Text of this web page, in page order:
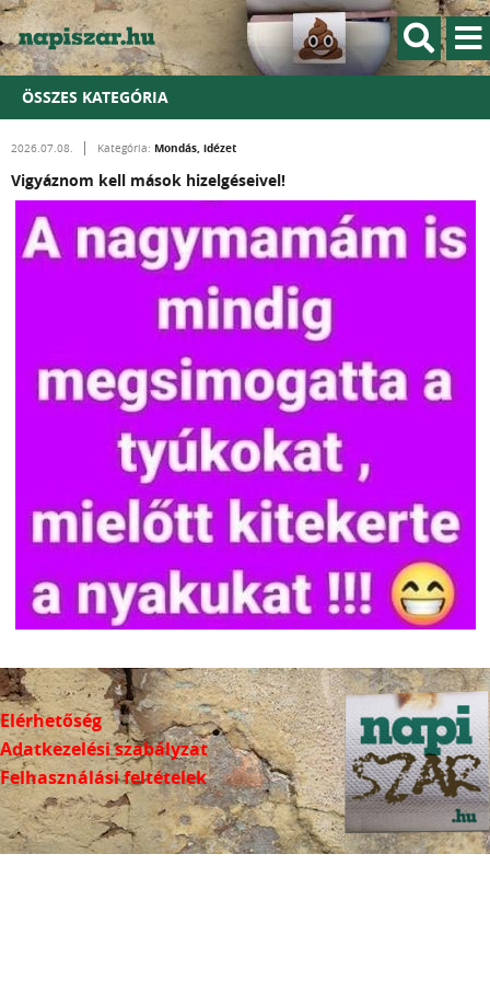
ÖSSZES KATEGÓRIA
2026.07.08. Kategória: Mondás, idézet
Vigyáznom kell mások hizelgéseivel!
Elérhetőség
Adatkezelési szabályzat
Felhasználási feltételek